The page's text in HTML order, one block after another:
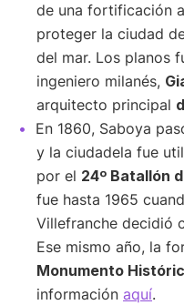
de una fortificación
proteger la ciudad
del mar. Los planos
ingeniero milanés,
arquitecto principal
En 1860, Saboya
y la ciudadela fue
por el 24º Batallón
fue hasta 1965
Villefranche decidió
Ese mismo año, la
Monumento
información aquí.